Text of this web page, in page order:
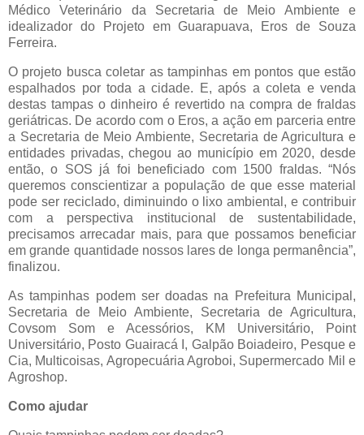
Médico Veterinário da Secretaria de Meio Ambiente e
idealizador do Projeto em Guarapuava, Eros de Souza
Ferreira.
O projeto busca coletar as tampinhas em pontos que estão
espalhados por toda a cidade. E, após a coleta e venda
destas tampas o dinheiro é revertido na compra de fraldas
geriátricas. De acordo com o Eros, a ação em parceria entre
a Secretaria de Meio Ambiente, Secretaria de Agricultura e
entidades privadas, chegou ao município em 2020, desde
então, o SOS já foi beneficiado com 1500 fraldas. “Nós
queremos conscientizar a população de que esse material
pode ser reciclado, diminuindo o lixo ambiental, e contribuir
com a perspectiva institucional de sustentabilidade,
precisamos arrecadar mais, para que possamos beneficiar
em grande quantidade nossos lares de longa permanência”,
finalizou.
As tampinhas podem ser doadas na Prefeitura Municipal,
Secretaria de Meio Ambiente, Secretaria de Agricultura,
Covsom Som e Acessórios, KM Universitário, Point
Universitário, Posto Guairacá I, Galpão Boiadeiro, Pesque e
Cia, Multicoisas, Agropecuária Agroboi, Supermercado Mil e
Agroshop.
Como ajudar